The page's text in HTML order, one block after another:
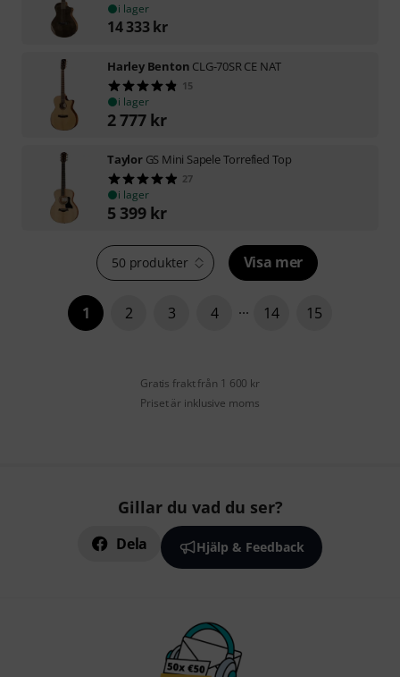
i lager
14 333 kr
Harley Benton CLG-70SR CE NAT
15
i lager
2 777 kr
Taylor GS Mini Sapele Torrefied Top
27
i lager
5 399 kr
50 produkter Visa mer
1 2 3 4 14 15
Gratis frakt från 1 600 kr
Priset är inklusive moms
Gillar du vad du ser?
Dela Hjälp & Feedback